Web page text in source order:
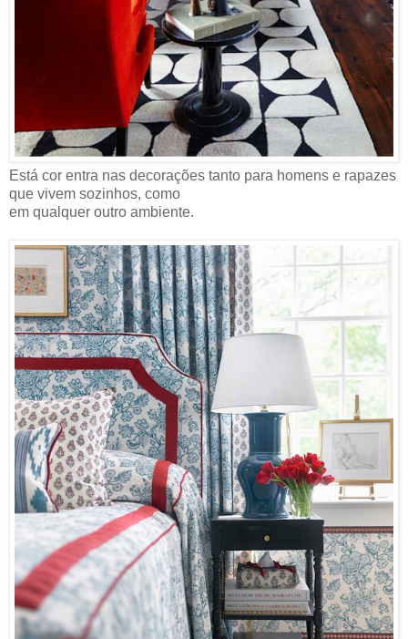
Está cor entra nas decorações tanto para homens e rapazes
que vivem sozinhos, como
em qualquer outro ambiente.